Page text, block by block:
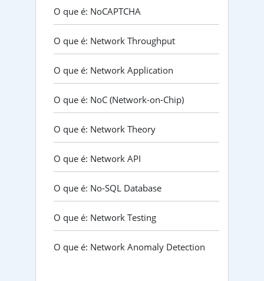
O que é: NoCAPTCHA
O que é: Network Throughput
O que é: Network Application
O que é: NoC (Network-on-Chip)
O que é: Network Theory
O que é: Network API
O que é: No-SQL Database
O que é: Network Testing
O que é: Network Anomaly Detection